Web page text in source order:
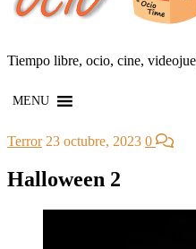
Tiempo libre, ocio, cine,
MENU
Terror 23 octubre, 2023 0
Halloween 2